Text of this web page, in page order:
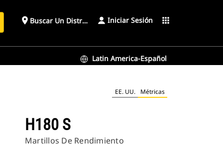
place Buscar Un Distribuidor Iniciar Sesión apps
Latin America-Español
EE. UU. Métricas
H180 S
Martillos De Rendimiento